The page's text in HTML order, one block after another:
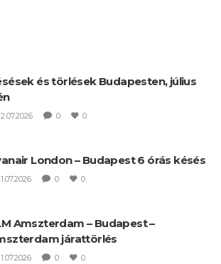
és törlések Budapesten, július
2.07.2026 0 0
London – Budapest 6 órás késés
1.07.2026 0 0
Amszterdam – Budapest –
járattörlés
1.07.2026 0 0